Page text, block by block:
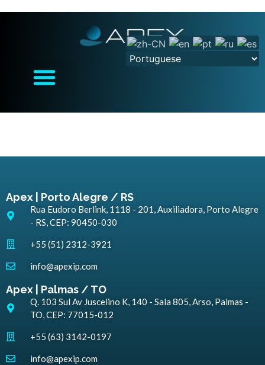
Apex | Porto Alegre / RS
Rua Eudoro Berlink, 1118 - 201, Auxiliadora, Porto Alegre
- RS, CEP: 90450-030
+55 (51) 2312-3921
info@apexip.com
Apex | Palmas / TO
Q. 103 Sul Av Juscelino K, 140 - Sala 805, Arso, Palmas -
TO, CEP: 77015-012
+55 (63) 3142-0197
info@apexip.com